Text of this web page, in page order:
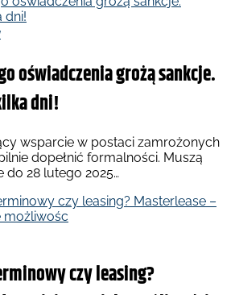
oświadczenia grożą sankcje.
dni!
wsparcie w postaci zamrożonych
dopełnić formalności. Muszą
do 28 lutego 2025…
czy leasing?